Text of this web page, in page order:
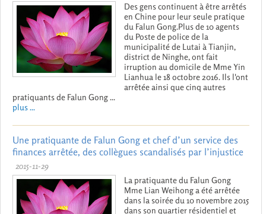
Des gens continuent à être arrêtés
en Chine pour leur seule pratique
du Falun Gong.Plus de 10 agents
du Poste de police de la
municipalité de Lutai à Tianjin,
district de Ninghe, ont fait
irruption au domicile de Mme Yin
Lianhua le 18 octobre 2016. Ils l'ont
arrêtée ainsi que cinq autres
pratiquants de Falun Gong ...
plus ...
Une pratiquante de Falun Gong et chef d’un service des
finances arrêtée, des collègues scandalisés par l’injustice
2015-11-29
La pratiquante du Falun Gong
Mme Lian Weihong a été arrêtée
dans la soirée du 10 novembre 2015
dans son quartier résidentiel et